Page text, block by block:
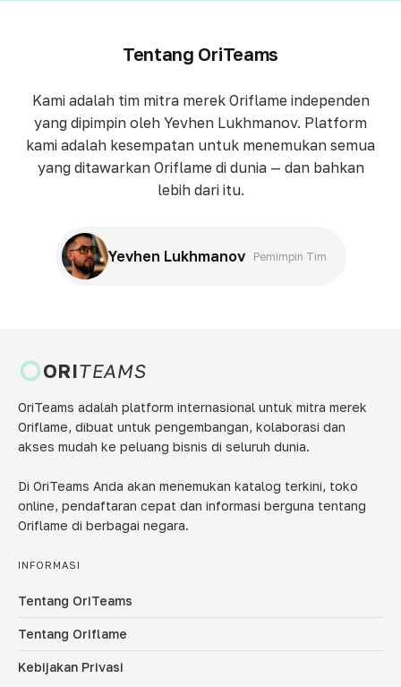
Tentang OriTeams
Kami adalah tim mitra merek Oriflame independen
yang dipimpin oleh Yevhen Lukhmanov. Platform
kami adalah kesempatan untuk menemukan semua
yang ditawarkan Oriflame di dunia — dan bahkan
lebih dari itu.
Yevhen Lukhmanov Pemimpin Tim
ORITEAMS
OriTeams adalah platform internasional untuk mitra merek
Oriflame, dibuat untuk pengembangan, kolaborasi dan
akses mudah ke peluang bisnis di seluruh dunia.
Di OriTeams Anda akan menemukan katalog terkini, toko
online, pendaftaran cepat dan informasi berguna tentang
Oriflame di berbagai negara.
INFORMASI
Tentang OriTeams
Tentang Oriflame
Kebijakan Privasi